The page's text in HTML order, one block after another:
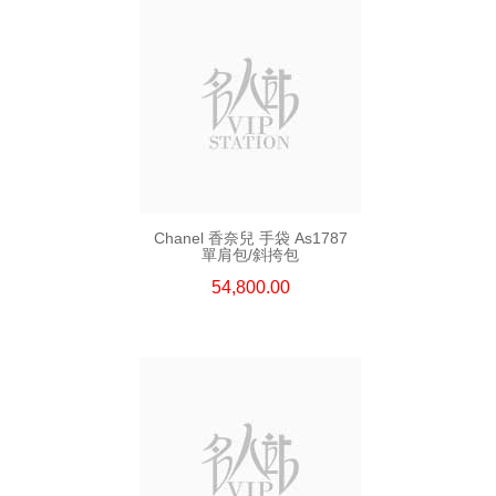
Chanel 香奈兒 手袋 As1787
單肩包/斜挎包
54,800.00